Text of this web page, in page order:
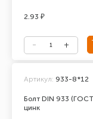
2.93 ₽
Болт DIN 933
цинк
Артикул: 933-8*12